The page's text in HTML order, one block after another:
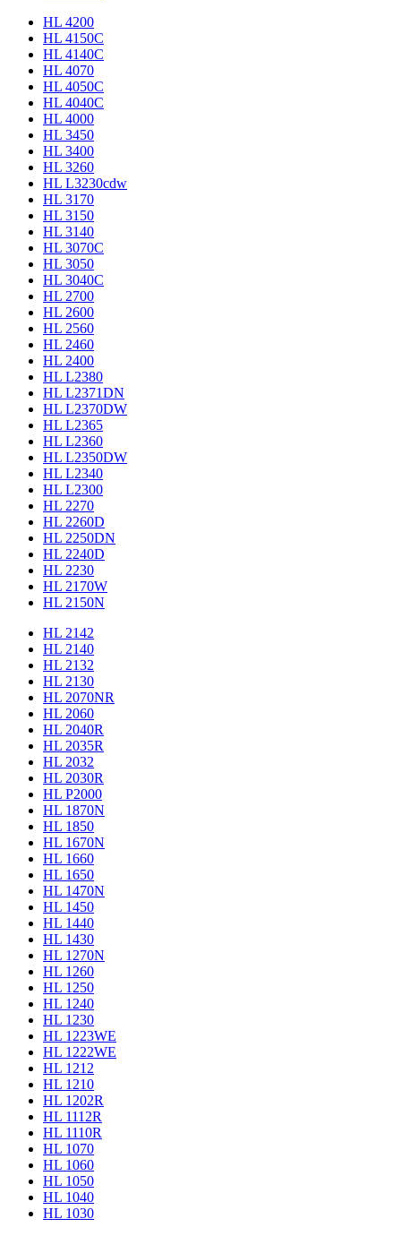
HL 4200
HL 4150C
HL 4140C
HL 4070
HL 4050C
HL 4040C
HL 4000
HL 3450
HL 3400
HL 3260
HL L3230cdw
HL 3170
HL 3150
HL 3140
HL 3070C
HL 3050
HL 3040C
HL 2700
HL 2600
HL 2560
HL 2460
HL 2400
HL L2380
HL L2371DN
HL L2370DW
HL L2365
HL L2360
HL L2350DW
HL L2340
HL L2300
HL 2270
HL 2260D
HL 2250DN
HL 2240D
HL 2230
HL 2170W
HL 2150N
HL 2142
HL 2140
HL 2132
HL 2130
HL 2070NR
HL 2060
HL 2040R
HL 2035R
HL 2032
HL 2030R
HL P2000
HL 1870N
HL 1850
HL 1670N
HL 1660
HL 1650
HL 1470N
HL 1450
HL 1440
HL 1430
HL 1270N
HL 1260
HL 1250
HL 1240
HL 1230
HL 1223WE
HL 1222WE
HL 1212
HL 1210
HL 1202R
HL 1112R
HL 1110R
HL 1070
HL 1060
HL 1050
HL 1040
HL 1030